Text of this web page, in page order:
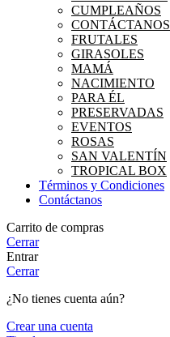
CUMPLEAÑOS
CONTÁCTANOS
FRUTALES
GIRASOLES
MAMÁ
NACIMIENTO
PARA ÉL
PRESERVADAS
EVENTOS
ROSAS
SAN VALENTÍN
TROPICAL BOX
Términos y Condiciones
Contáctanos
Carrito de compras
Cerrar
Entrar
Cerrar
¿No tienes cuenta aún?
Crear una cuenta